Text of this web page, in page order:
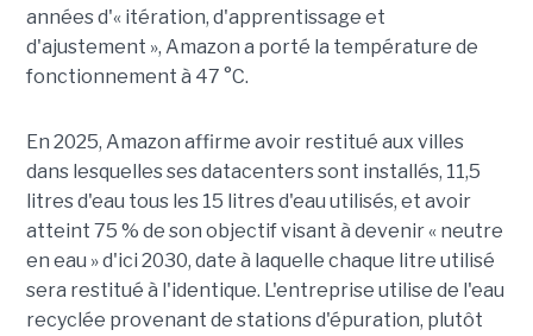
années d'« itération, d'apprentissage et
d'ajustement », Amazon a porté la température de
fonctionnement à 47 °C.
En 2025, Amazon affirme avoir restitué aux villes
dans lesquelles ses datacenters sont installés, 11,5
litres d'eau tous les 15 litres d'eau utilisés, et avoir
atteint 75 % de son objectif visant à devenir « neutre
en eau » d'ici 2030, date à laquelle chaque litre utilisé
sera restitué à l'identique. L'entreprise utilise de l'eau
recyclée provenant de stations d'épuration, plutôt